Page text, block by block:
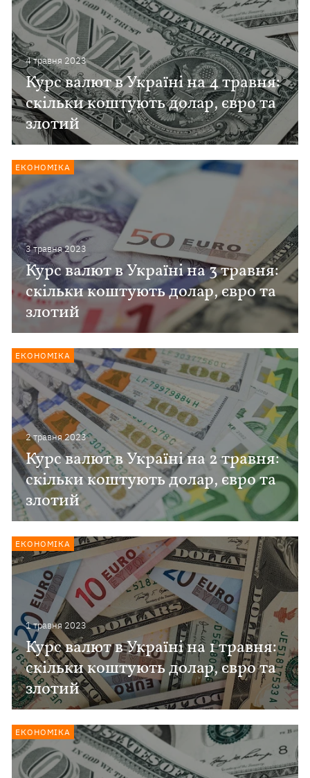
4 травня 2023
Курс валют в Україні на 4 травня:
скільки коштують долар, євро та
злотий
3 травня 2023
Курс валют в Україні на 3 травня:
скільки коштують долар, євро та
злотий
ЕКОНОМІКА
2 травня 2023
Курс валют в Україні на 2 травня:
скільки коштують долар, євро та
злотий
ЕКОНОМІКА
1 травня 2023
Курс валют в Україні на 1 травня:
скільки коштують долар, євро та
злотий
ЕКОНОМІКА
ЕКОНОМІКА